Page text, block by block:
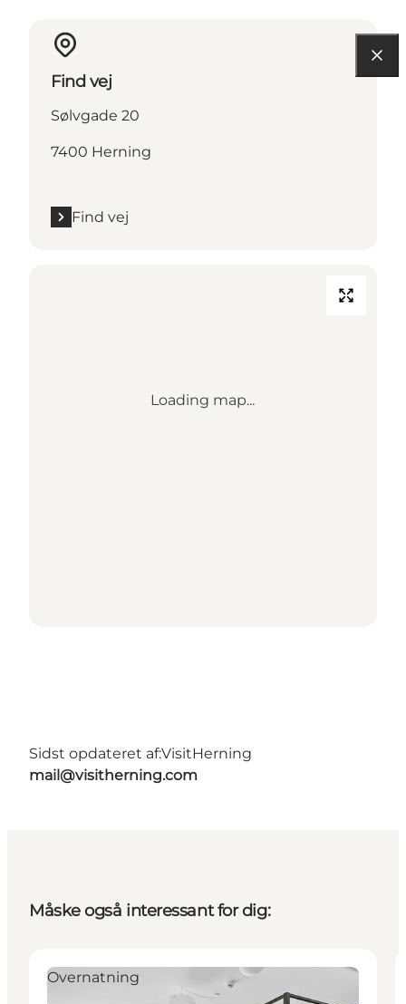
Find vej
Sølvgade 20
7400 Herning
Find vej
Loading map...
Sidst opdateret af:VisitHerning
mail@visitherning.com
Måske også interessant for dig:
Overnatning